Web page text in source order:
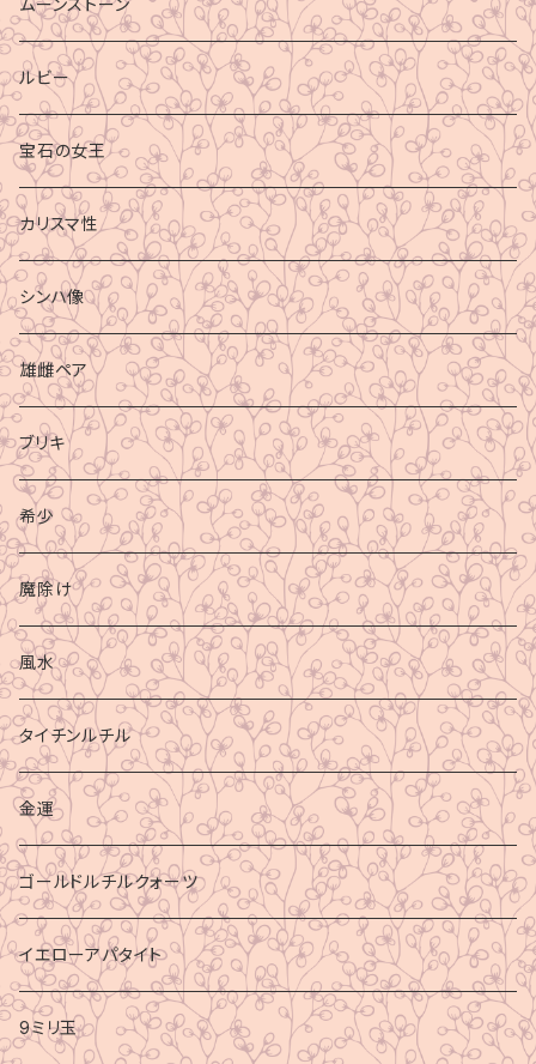
ルビー
宝石の女王
カリスマ性
シンハ像
雄雌ペア
ブリキ
希少
魔除け
風水
タイチンルチル
金運
ゴールドルチルクォーツ
イエローアパタイト
9ミリ玉